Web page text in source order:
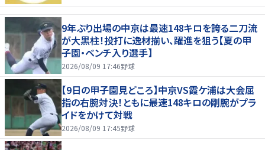
9年ぶり出場の中京は最速148キロを誇る二刀流
が大黒柱！投打に逸材揃い、躍進を狙う【夏の甲
子園・ベンチ入り選手】
2026/08/09 17:46野球
【9日の甲子園見どころ】中京VS霞ケ浦は大会屈
指の右腕対決！ともに最速148キロの剛腕がプラ
イドをかけて対戦
2026/08/09 17:45野球